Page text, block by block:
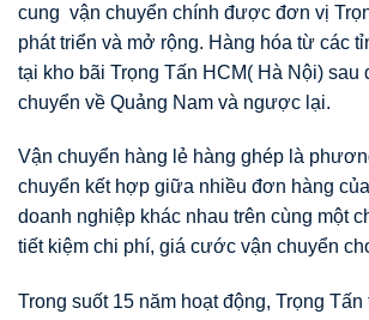
cung vận chuyển chính được đơn vị
phát triển và mở rộng. Hàng hóa từ các
tại kho bãi Trọng Tấn HCM( Hà Nội) sau
chuyển về Quảng Nam và ngược lại.
Vận chuyển hàng lẻ hàng ghép là
chuyển kết hợp giữa nhiều đơn hàng
doanh nghiệp khác nhau trên cùng một
tiết kiệm chi phí, giá cước vận chuyển
Trong suốt 15 năm hoạt động, Trọng